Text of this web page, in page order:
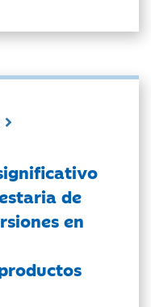
de
en